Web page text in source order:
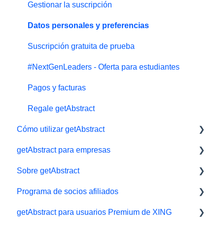
Gestionar la suscripción
Datos personales y preferencias
Suscripción gratuita de prueba
#NextGenLeaders - Oferta para estudiantes
Pagos y facturas
Regale getAbstract
Cómo utilizar getAbstract
Lector electrónico
App
Biblioteca y listas de lectura
Audiolibros
getAbstract para empresas
Herramientas de aprendizaje
getAbstract Integración
Planes para Equipos
Sobre getAbstract
Resúmenes y redacción
Contáctenos
Programa de socios afiliados
Afiliados/ Aliados e Impact
getAbstract para usuarios Premium de XING